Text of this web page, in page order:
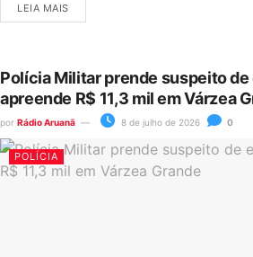
LEIA MAIS
Polícia Militar prende suspeito
apreende R$ 11,3 mil em Várzea
por Rádio Aruanã 8 de julho de 2026 0
POLÍCIA